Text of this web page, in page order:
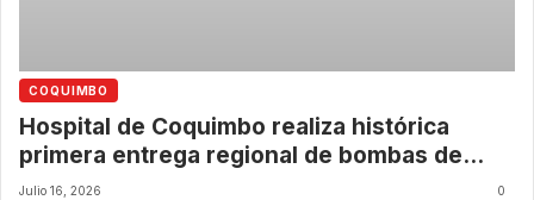
COQUIMBO
Hospital de Coquimbo realiza histórica
primera entrega regional de bombas de
insulina a pacientes pediátricos
Julio 16, 2026 0